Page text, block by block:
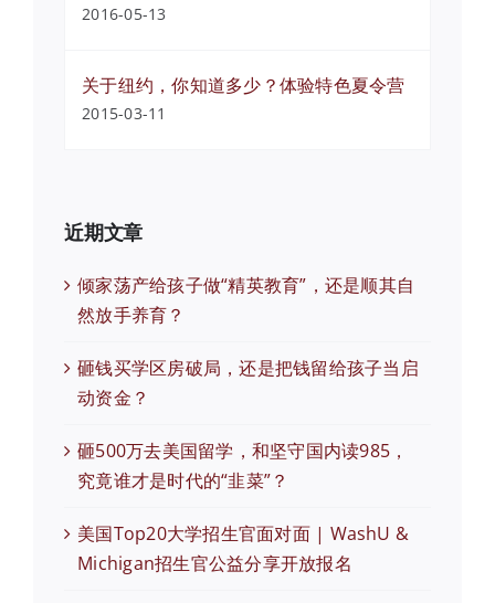
2016-05-13
关于纽约，你知道多少？体验特色夏令营
2015-03-11
近期文章
倾家荡产给孩子做“精英教育”，还是顺其自
然放手养育？
砸钱买学区房破局，还是把钱留给孩子当启
动资金？
砸500万去美国留学，和坚守国内读985，
究竟谁才是时代的“韭菜”？
美国Top20大学招生官面对面 | WashU &
Michigan招生官公益分享开放报名